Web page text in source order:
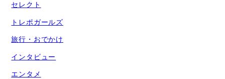
セレクト
トレポガールズ
旅行・おでかけ
インタビュー
エンタメ